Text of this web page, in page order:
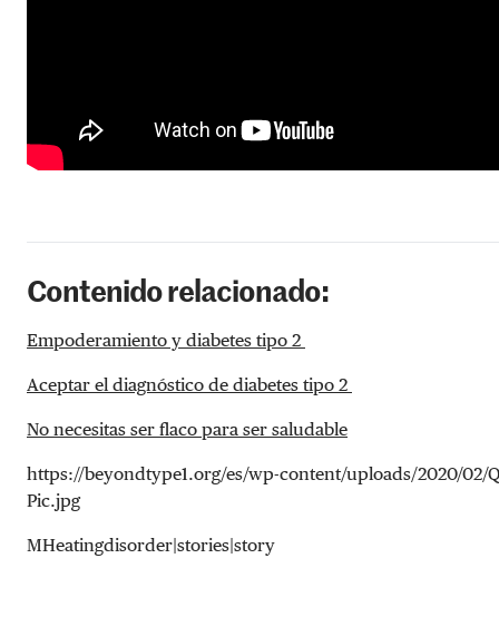
Contenido relacionado:
Empoderamiento y diabetes tipo 2
Aceptar el diagnóstico de diabetes tipo 2
No necesitas ser flaco para ser saludable
https://beyondtype1.org/es/wp-content/uploads/2020/02/
Pic.jpg
MHeatingdisorder|stories|story